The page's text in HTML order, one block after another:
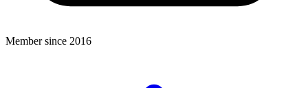
Member since 2016